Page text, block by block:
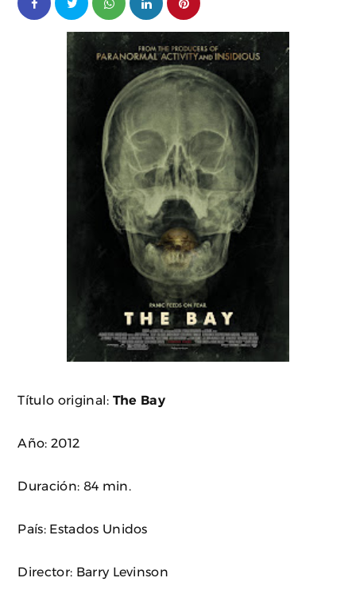
Título original: The Bay
Año: 2012
Duración: 84 min.
País: Estados Unidos
Director: Barry Levinson